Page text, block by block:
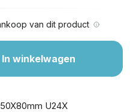
van dit product
In winkelwagen
U24X